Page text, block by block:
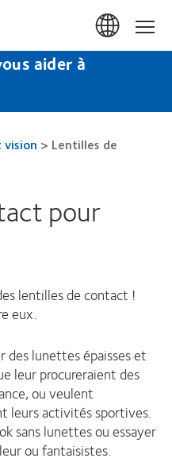
aider à
> Lentilles de
pour
lentilles de contact !
eux.
des lunettes épaisses et
leur procureraient des
ou veulent
leurs activités sportives.
sans lunettes ou essayer
ou fantaisistes.